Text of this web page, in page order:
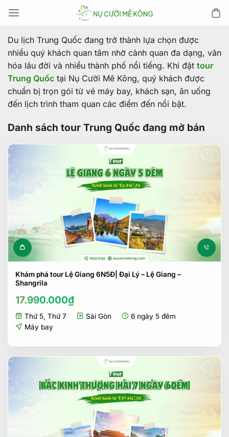
đến
dungDu lịch Trung Quốc đang trở thành lựa chọn được
nhiều quý khách quan tâm nhờ cảnh quan đa dạng, văn
hóa lâu đời và nhiều thành phố nổi tiếng. Khi đặt tour
Trung Quốc tại Nụ Cười Mê Kông, quý khách được
chuẩn bị trọn gói từ vé máy bay, khách sạn, ăn uống
đến lịch trình tham quan các điểm đến nổi bật.
Danh sách tour Trung Quốc đang mở bán
Khám phá tour Lệ Giang 6N5Đ| Đại Lý – Lệ Giang –
Shangrila
17.990.000₫
Thứ 5, Thứ 7 Sài Gòn
6 ngày 5 đêm
Máy bay